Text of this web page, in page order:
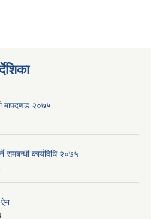
मापदणड २०७५
समबन्धी कार्यविधि २०७५